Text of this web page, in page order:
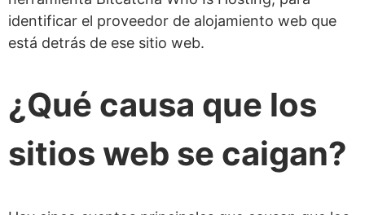
identificar el proveedor de alojamiento web que
está detrás de ese sitio web.
¿Qué causa que los
sitios web se caigan?